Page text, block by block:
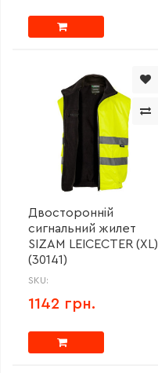
Двосторонній
сигнальний жилет
SIZAM LEICECTER (XL)
(30141)
SKU:
1142 грн.